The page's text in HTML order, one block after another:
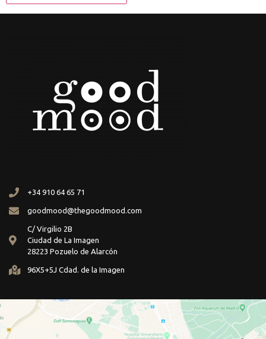
+34 910 64 65 71
goodmood@thegoodmood.com
C/ Virgilio 2B
Ciudad de La Imagen
28223 Pozuelo de Alarcón
96X5+5J Cdad. de la Imagen